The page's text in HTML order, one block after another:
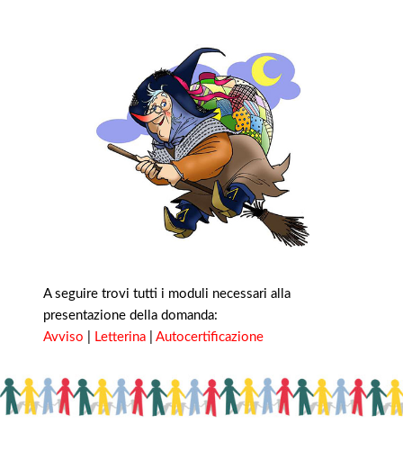
A seguire trovi tutti i moduli necessari alla
presentazione della domanda:
Avviso
Letterina Autocertificazione